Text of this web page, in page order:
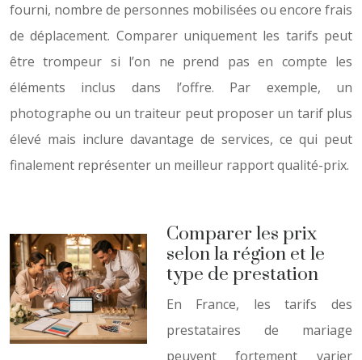
fourni, nombre de personnes mobilisées ou encore frais
de déplacement. Comparer uniquement les tarifs peut
être trompeur si l’on ne prend pas en compte les
éléments inclus dans l’offre. Par exemple, un
photographe ou un traiteur peut proposer un tarif plus
élevé mais inclure davantage de services, ce qui peut
finalement représenter un meilleur rapport qualité-prix.
Comparer les prix
selon la région et le
type de prestation
En France, les tarifs des
prestataires de mariage
peuvent fortement varier